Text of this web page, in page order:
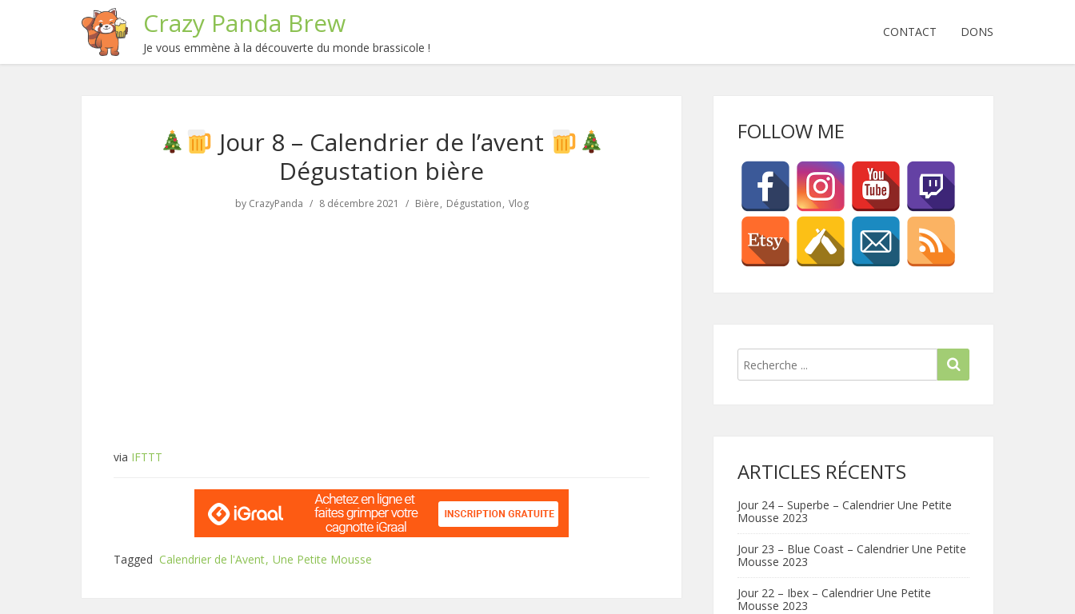
Crazy Panda Brew
Je vous emmène à la découverte du monde brassicole !
CONTACT DONS
Jour 8 – Calendrier de l’avent
Dégustation bière
by CrazyPanda 8 décembre 2021 Bière Dégustation Vlog
via IFTTT
Tagged Calendrier de l'Avent Une Petite Mousse
FOLLOW ME
ARTICLES RÉCENTS
Jour 24 – Superbe – Calendrier Une Petite
Mousse 2023
Jour 23 – Blue Coast – Calendrier Une Petite
Mousse 2023
Jour 22 – Ibex – Calendrier Une Petite
Mousse 2023